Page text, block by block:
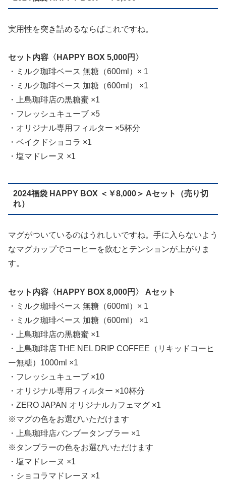
実用性を突き詰めるならばこれですね。
セット内容〈HAPPY BOX 5,000円〉
・ミルク珈琲ベース 無糖（600ml）× 1
・ミルク珈琲ベース 加糖（600ml） ×1
・上島珈琲店の黒糖蜜 ×1
・フレッシュキューブ ×5
・オリジナル専用フィルター ×5杯分
・ベイクドショコラ ×1
・塩マドレーヌ ×1
2024福袋 HAPPY BOX ＜￥8,000＞ Aセット（売り切
れ）
マグがついているのはうれしいですね。手に入らないよう
なマグカップでコーヒーを飲むとテンションが上がりま
す。
セット内容〈HAPPY BOX 8,000円〉 Aセット
・ミルク珈琲ベース 無糖（600ml）× 1
・ミルク珈琲ベース 加糖（600ml） ×1
・上島珈琲店の黒糖蜜 ×1
・上島珈琲店 THE NEL DRIP COFFEE（リキッドコーヒ
ー無糖）1000ml ×1
・フレッシュキューブ ×10
・オリジナル専用フィルター ×10杯分
・ZERO JAPAN オリジナルカフェマグ ×1
※マグの色をお選びいただけます
・上島珈琲店バンブータンブラー ×1
※タンブラーの色をお選びいただけます
・塩マドレーヌ ×1
・ショコラマドレーヌ ×1